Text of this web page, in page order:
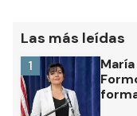
Las más leídas
1